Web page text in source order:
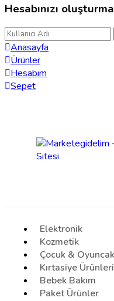
Hesabınızı
Anasayfa
Ürünler
Hesabım
Sepet
Elektronik
Kozmetik
Çocuk & Oyuncak
Kırtasiye Ürünleri
Bebek Bakım
Paket Ürünler